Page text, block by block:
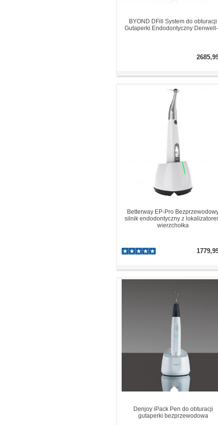
BYOND DFill System do obturacji
Gutaperki Endodontyczny
Betterway EP-Pro
silnik endodontyczny z
wierzchołka
Denjoy iPack Pen do obturacji
gutaperki bezprzewodowa